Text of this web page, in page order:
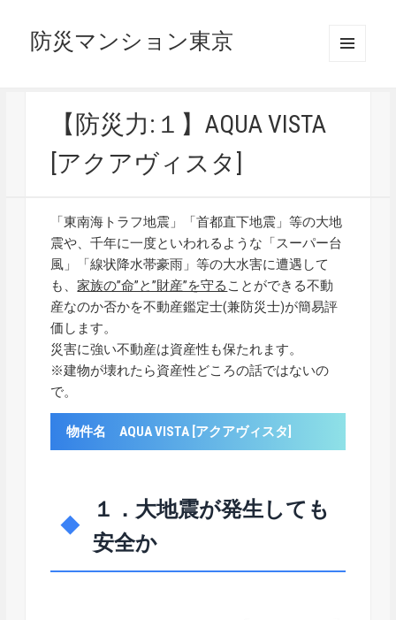
防災マンション東京
【防災力:１】AQUA VISTA
[アクアヴィスタ]
「東南海トラフ地震」「首都直下地震」等の大地
震や、千年に一度といわれるような「スーパー台
風」「線状降水帯豪雨」等の大水害に遭遇して
も、家族の”命”と”財産”を守る ことができる不動
産なのか否かを不動産鑑定士(兼防災士)が簡易評
価します。
災害に強い不動産は資産性も保たれます。
※建物が壊れたら資産性どころの話ではないの
で。
物件名 AQUA VISTA [アクアヴィスタ]
１．大地震が発生しても
安全か